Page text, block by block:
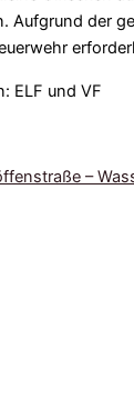
Aufgrund der
ELF und VF
–